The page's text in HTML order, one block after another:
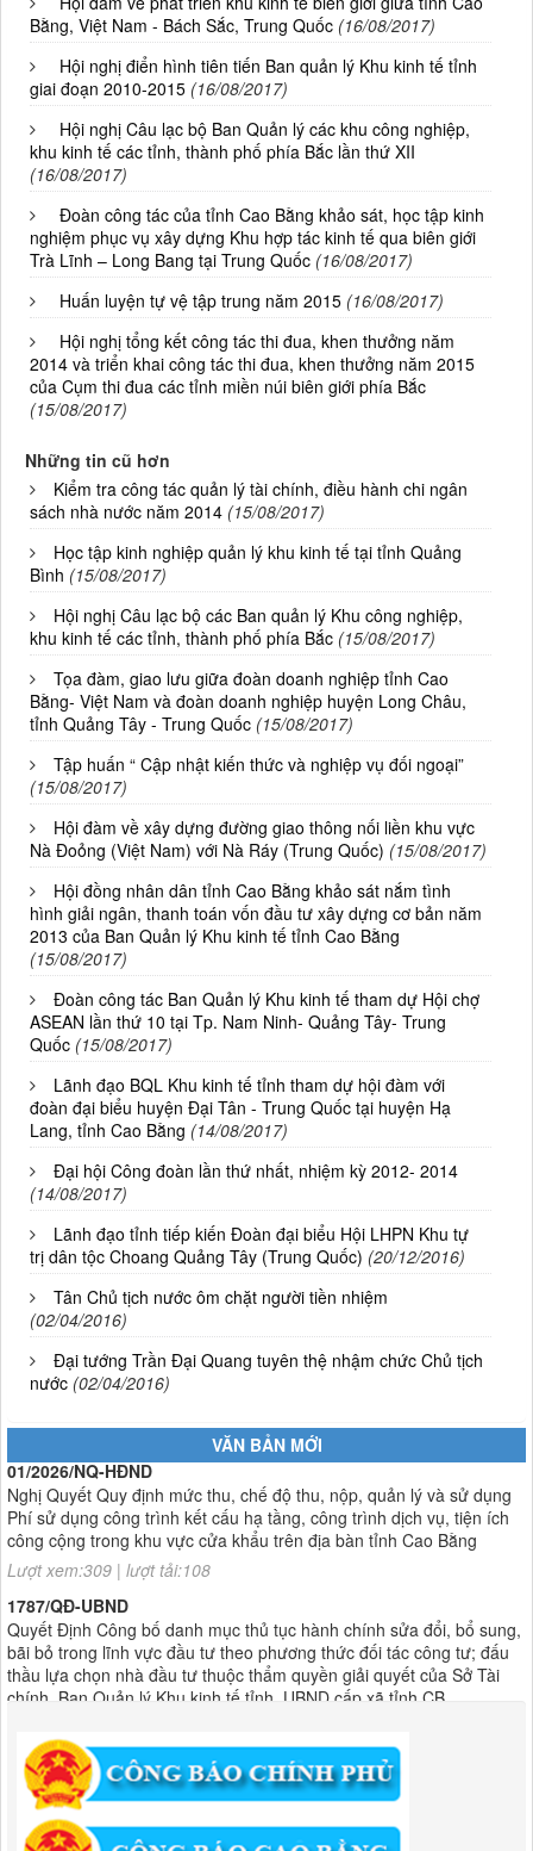
Bằng, Việt Nam - Bách Sắc, Trung Quốc (16/08/2017)
Hội nghị điển hình tiên tiến Ban quản lý Khu kinh tế tỉnh
giai đoạn 2010-2015 (16/08/2017)
Hội nghị Câu lạc bộ Ban Quản lý các khu công nghiệp,
khu kinh tế các tỉnh, thành phố phía Bắc lần thứ XII
(16/08/2017)
Đoàn công tác của tỉnh Cao Bằng khảo sát, học tập kinh
nghiệm phục vụ xây dựng Khu hợp tác kinh tế qua biên giới
Trà Lĩnh – Long Bang tại Trung Quốc (16/08/2017)
Huấn luyện tự vệ tập trung năm 2015 (16/08/2017)
Hội nghị tổng kết công tác thi đua, khen thưởng năm
2014 và triển khai công tác thi đua, khen thưởng năm 2015
của Cụm thi đua các tỉnh miền núi biên giới phía Bắc
(15/08/2017)
Những tin cũ hơn
Kiểm tra công tác quản lý tài chính, điều hành chi ngân
sách nhà nước năm 2014 (15/08/2017)
Học tập kinh nghiệp quản lý khu kinh tế tại tỉnh Quảng
Bình (15/08/2017)
Hội nghị Câu lạc bộ các Ban quản lý Khu công nghiệp,
khu kinh tế các tỉnh, thành phố phía Bắc (15/08/2017)
Tọa đàm, giao lưu giữa đoàn doanh nghiệp tỉnh Cao
Bằng- Việt Nam và đoàn doanh nghiệp huyện Long Châu,
tỉnh Quảng Tây - Trung Quốc (15/08/2017)
Tập huấn “ Cập nhật kiến thức và nghiệp vụ đối ngoại”
(15/08/2017)
Hội đàm về xây dựng đường giao thông nối liền khu vực
Nà Đoỏng (Việt Nam) với Nà Ráy (Trung Quốc) (15/08/2017)
Hội đồng nhân dân tỉnh Cao Bằng khảo sát nắm tình
hình giải ngân, thanh toán vốn đầu tư xây dựng cơ bản năm
2013 của Ban Quản lý Khu kinh tế tỉnh Cao Bằng
(15/08/2017)
Đoàn công tác Ban Quản lý Khu kinh tế tham dự Hội chợ
ASEAN lần thứ 10 tại Tp. Nam Ninh- Quảng Tây- Trung
Quốc (15/08/2017)
Lãnh đạo BQL Khu kinh tế tỉnh tham dự hội đàm với
đoàn đại biểu huyện Đại Tân - Trung Quốc tại huyện Hạ
Lang, tỉnh Cao Bằng (14/08/2017)
Đại hội Công đoàn lần thứ nhất, nhiệm kỳ 2012- 2014
(14/08/2017)
Lãnh đạo tỉnh tiếp kiến Đoàn đại biểu Hội LHPN Khu tự
trị dân tộc Choang Quảng Tây (Trung Quốc) (20/12/2016)
Tân Chủ tịch nước ôm chặt người tiền nhiệm
(02/04/2016)
Đại tướng Trần Đại Quang tuyên thệ nhậm chức Chủ tịch
nước (02/04/2016)
VĂN BẢN MỚI
Nghị Quyết Quy định mức thu, chế độ thu, nộp, quản lý và sử dụng
Phí sử dụng công trình kết cấu hạ tầng, công trình dịch vụ, tiện ích
công cộng trong khu vực cửa khẩu trên địa bàn tỉnh Cao Bằng
Lượt xem:309 | lượt tải:108
1787/QĐ-UBND
Quyết Định Công bố danh mục thủ tục hành chính sửa đổi, bổ sung,
bãi bỏ trong lĩnh vực đầu tư theo phương thức đối tác công tư; đấu
thầu lựa chọn nhà đầu tư thuộc thẩm quyền giải quyết của Sở Tài
chính, Ban Quản lý Khu kinh tế tỉnh, UBND cấp xã tỉnh CB
Lượt xem:301 | lượt tải:303
182/QĐ-BQLKKT
công năm 2025
Lượt xem:453 | lượt tải:350
1174/QĐ-UBND
QUYẾT ĐỊNH Về việc công bố danh mục thủ tục HC được sửa đổi,bổ